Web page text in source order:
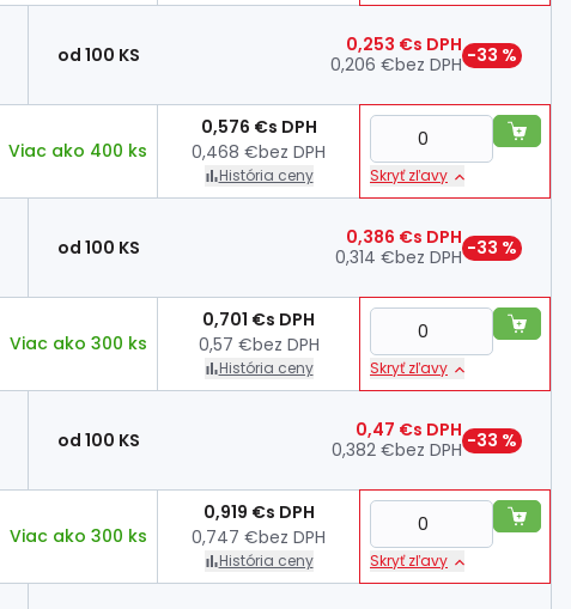
od 100 KS 0,253 €s DPH
0,206 €bez DPH −33 %
Viac ako 400 ks 0,468 €bez DPH
0,576 €s DPH
História ceny Skryť zľavy
od 100 KS 0,386 €s DPH
0,314 €bez DPH −33 %
Viac ako 300 ks 0,57 €bez DPH
0,701 €s DPH
História ceny Skryť zľavy
od 100 KS 0,47 €s DPH
0,382 €bez DPH −33 %
Viac ako 300 ks 0,747 €bez DPH
0,919 €s DPH
História ceny Skryť zľavy